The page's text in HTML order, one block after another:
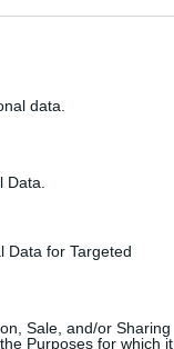
data.
Data for Targeted
Sale, and/or Sharing
Purposes for which it